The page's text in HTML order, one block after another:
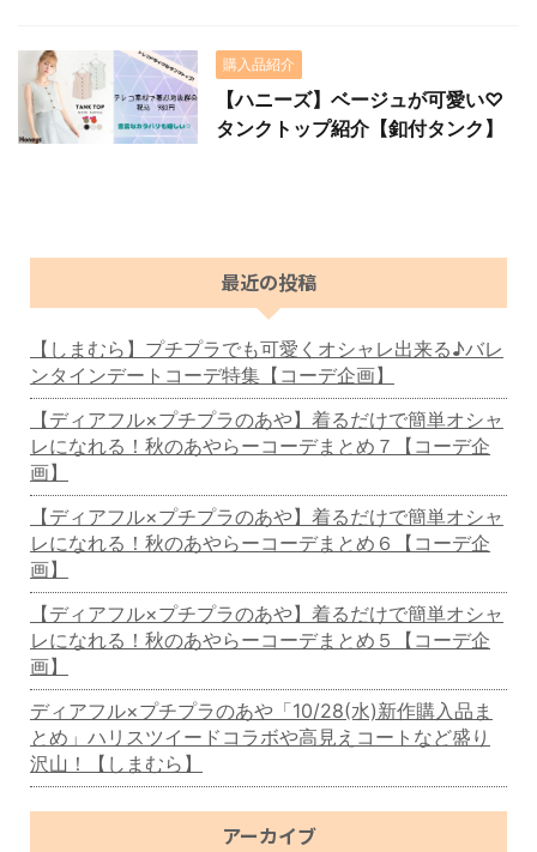
購入品紹介
【ハニーズ】ベージュが可愛い♡
タンクトップ紹介【釦付タンク】
最近の投稿
【しまむら】プチプラでも可愛くオシャレ出来る♪バレ
ンタインデートコーデ特集【コーデ企画】
【ディアフル×プチプラのあや】着るだけで簡単オシャ
レになれる！秋のあやらーコーデまとめ７【コーデ企
画】
【ディアフル×プチプラのあや】着るだけで簡単オシャ
レになれる！秋のあやらーコーデまとめ６【コーデ企
画】
【ディアフル×プチプラのあや】着るだけで簡単オシャ
レになれる！秋のあやらーコーデまとめ５【コーデ企
画】
ディアフル×プチプラのあや「10/28(水)新作購入品ま
とめ」ハリスツイードコラボや高見えコートなど盛り
沢山！【しまむら】
アーカイブ